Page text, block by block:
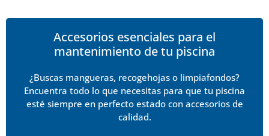
Accesorios esenciales para el
mantenimiento de tu piscina
¿Buscas mangueras, recogehojas o limpiafondos?
Encuentra todo lo que necesitas para que tu piscina
esté siempre en perfecto estado con accesorios de
calidad.